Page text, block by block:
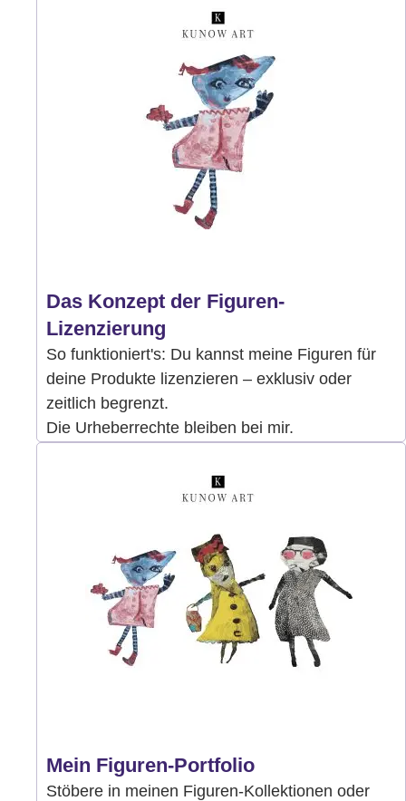
Das Konzept der Figuren-
Lizenzierung
So funktioniert's: Du kannst meine Figuren für
deine Produkte lizenzieren – exklusiv oder
zeitlich begrenzt.
Die Urheberrechte bleiben bei mir.
Mein Figuren-Portfolio
Stöbere in meinen Figuren-Kollektionen oder